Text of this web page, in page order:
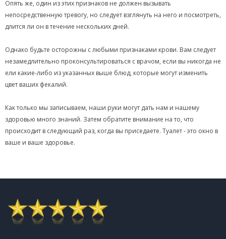
Опять же, один из этих признаков не должен вызывать
непосредственную тревогу, но следует взглянуть на него и посмотреть,
длится ли он в течение нескольких дней.
Однако будьте осторожны с любыми признаками крови. Вам следует
незамедлительно проконсультироваться с врачом, если вы никогда не
ели какие-либо из указанных выше блюд, которые могут изменить
цвет ваших фекалий.
Как только мы записываем, наши руки могут дать нам и нашему
здоровью много знаний. Затем обратите внимание на то, что
происходит в следующий раз, когда вы приседаете. Туалет - это окно в
ваше и ваше здоровье.